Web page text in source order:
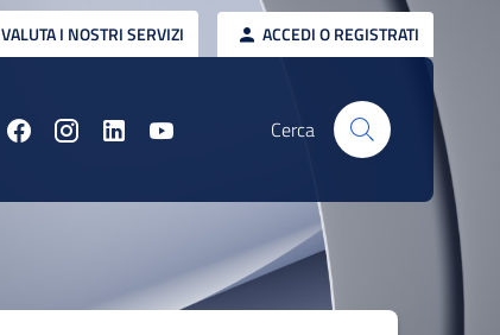
VALUTA I NOSTRI SERVIZI ACCEDI O REGISTRATI
Cerca